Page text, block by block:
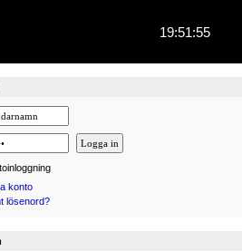
19:51:56
konto
lösenord?